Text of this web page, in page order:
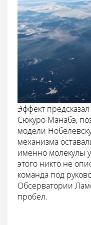
Эффект
Сюкуро Манабэ,
модели
механизма
именно молекулы
этого никто не
команда под
Обсерватории
пробел.